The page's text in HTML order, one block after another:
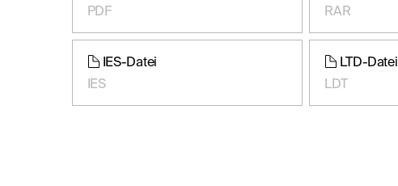
PDF
RAR
IES-Datei
IES
LTD-Datei
LDT